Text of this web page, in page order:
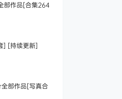
部作品[合集264
] [持续更新]
部作品[写真合